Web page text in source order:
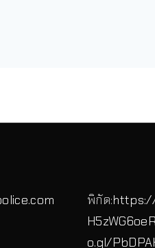
พิกัด:
o.gl/